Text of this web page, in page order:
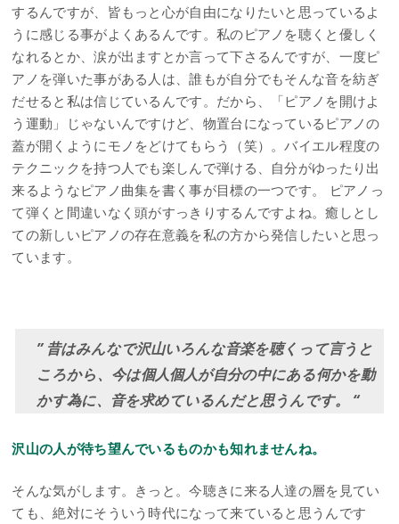
するんですが、皆もっと心が自由になりたいと思っているよ
うに感じる事がよくあるんです。私のピアノを聴くと優しく
なれるとか、涙が出ますとか言って下さるんですが、一度ピ
アノを弾いた事がある人は、誰もが自分でもそんな音を紡ぎ
だせると私は信じているんです。だから、「ピアノを開けよ
う運動」じゃないんですけど、物置台になっているピアノの
蓋が開くようにモノをどけてもらう（笑）。バイエル程度の
テクニックを持つ人でも楽しんで弾ける、自分がゆったり出
来るようなピアノ曲集を書く事が目標の一つです。 ピアノっ
て弾くと間違いなく頭がすっきりするんですよね。癒しとし
ての新しいピアノの存在意義を私の方から発信したいと思っ
ています。
” 昔はみんなで沢山いろんな音楽を聴くって言うと
ころから、今は個人個人が自分の中にある何かを動
かす為に、音を求めているんだと思うんです。 “
沢山の人が待ち望んでいるものかも知れませんね。
そんな気がします。きっと。今聴きに来る人達の層を見てい
ても、絶対にそういう時代になって来ていると思うんです